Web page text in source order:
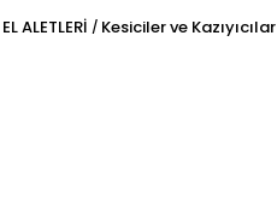
EL ALETLERİ Kesiciler ve Kazıyıcılar